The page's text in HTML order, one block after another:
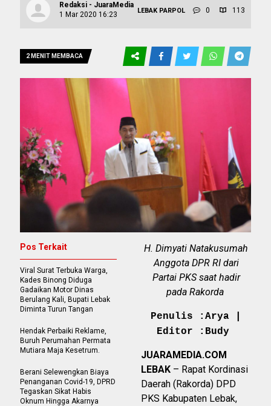
Redaksi - JuaraMedia
1 Mar 2020 16:23
LEBAK PARPOL 0 113
2 MENIT MEMBACA
H. Dimyati Natakusumah
Anggota DPR RI dari
Partai PKS saat hadir
pada Rakorda
Penulis :Arya |
Editor :Budy
JUARAMEDIA.COM
LEBAK – Rapat Kordinasi
Daerah (Rakorda) DPD
PKS Kabupaten Lebak,
Pos Terkait
Viral Surat Terbuka Warga,
Kades Binong Diduga
Gadaikan Motor Dinas
Berulang Kali, Bupati Lebak
Diminta Turun Tangan
Hendak Perbaiki Reklame,
Buruh Perumahan Permata
Mutiara Maja Kesetrum.
Berani Selewengkan Biaya
Penanganan Covid-19, DPRD
Tegaskan Sikat Habis
Oknum Hingga Akarnya